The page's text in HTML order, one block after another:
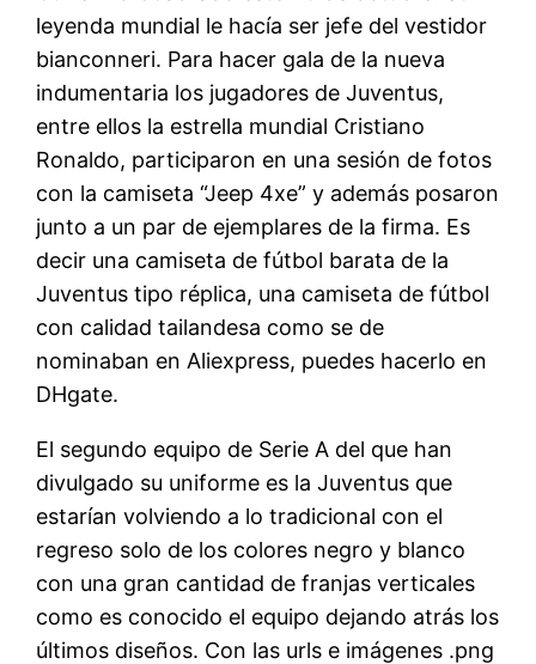
leyenda mundial le hacía ser jefe del vestidor
bianconneri. Para hacer gala de la nueva
indumentaria los jugadores de Juventus,
entre ellos la estrella mundial Cristiano
Ronaldo, participaron en una sesión de fotos
con la camiseta “Jeep 4xe” y además posaron
junto a un par de ejemplares de la firma. Es
decir una camiseta de fútbol barata de la
Juventus tipo réplica, una camiseta de fútbol
con calidad tailandesa como se de
nominaban en Aliexpress, puedes hacerlo en
DHgate.
El segundo equipo de Serie A del que han
divulgado su uniforme es la Juventus que
estarían volviendo a lo tradicional con el
regreso solo de los colores negro y blanco
con una gran cantidad de franjas verticales
como es conocido el equipo dejando atrás los
últimos diseños. Con las urls e imágenes .png